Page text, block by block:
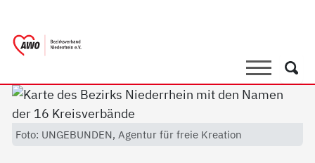
SucheSuche
Foto: UNGEBUNDEN, Agentur für freie Kreation